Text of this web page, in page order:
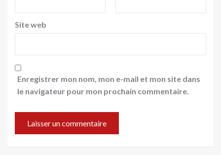
Site web
Enregistrer mon nom, mon e-mail et mon site dans
le navigateur pour mon prochain commentaire.